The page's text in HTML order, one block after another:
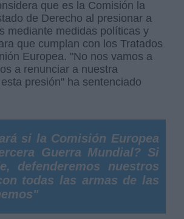
que es la Comisión la
de Derecho al presionar a
mediante medidas políticas y
que cumplan con los Tratados
Europea. "No nos vamos a
a renunciar a nuestra
presión" ha sentenciado
si la Comisión Europea
Guerra Mundial? Si
defenderemos nuestros
todas las armas de las